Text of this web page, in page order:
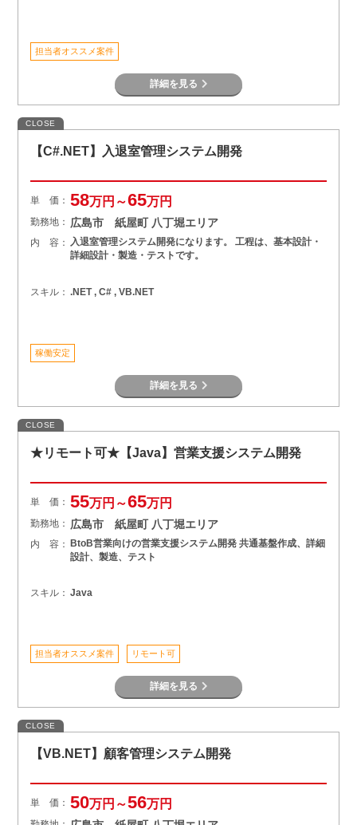
担当者オススメ案件
詳細を見る
CLOSE
【C#.NET】入退室管理システム開発
単 価： 58万円～65万円
勤務地： 広島市 紙屋町 八丁堀エリア
内 容： 入退室管理システム開発になります。 工程は、基本設計・
詳細設計・製造・テストです。
スキル： .NET , C# , VB.NET
稼働安定
詳細を見る
CLOSE
★リモート可★【Java】営業支援システム開発
単 価： 55万円～65万円
勤務地： 広島市 紙屋町 八丁堀エリア
内 容： BtoB営業向けの営業支援システム開発 共通基盤作成、詳細
設計、製造、テスト
スキル： Java
担当者オススメ案件 リモート可
詳細を見る
CLOSE
【VB.NET】顧客管理システム開発
単 価： 50万円～56万円